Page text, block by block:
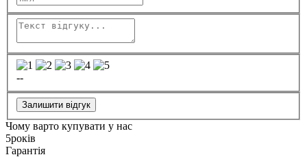
--
Залишити відгук
Чому варто купувати у нас
5років
Гарантія